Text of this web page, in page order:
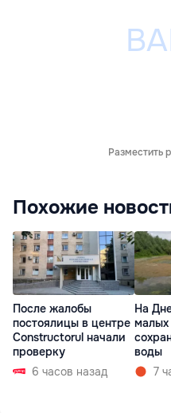
Разместить
Похожие
После жалобы
постоялицы в центре
Constructorul начали
проверку
6 часов назад
На
малых
воды
7